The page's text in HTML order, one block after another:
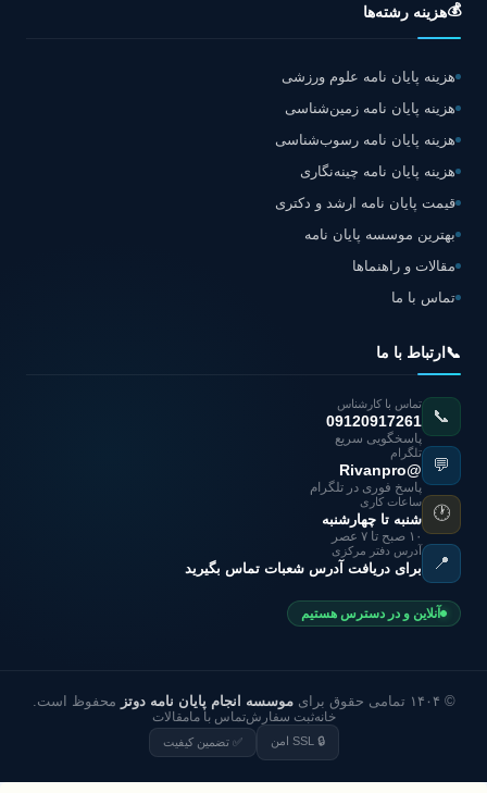
💰هزینه رشته‌ها
هزینه پایان نامه علوم ورزشی
هزینه پایان نامه زمین‌شناسی
هزینه پایان نامه رسوب‌شناسی
هزینه پایان نامه چینه‌نگاری
قیمت پایان نامه ارشد و دکتری
بهترین موسسه پایان نامه
مقالات و راهنماها
تماس با ما
📞 ارتباط با ما
📞
تماس با کارشناس
09120917261
پاسخگویی سریع
💬
تلگرام
@Rivanpro
پاسخ فوری در تلگرام
🕐
ساعات کاری
شنبه تا چهارشنبه
۱۰ صبح تا ۷ عصر
📍
آدرس دفتر مرکزی
برای دریافت آدرس شعبات تماس بگیرید
آنلاین و در دسترس هستیم
© ۱۴۰۴ تمامی حقوق برای موسسه انجام پایان نامه دوتز
محفوظ است.
خانهثبت سفارشتماس با مامقالات
🔒 SSL امن ✅ تضمین کیفیت